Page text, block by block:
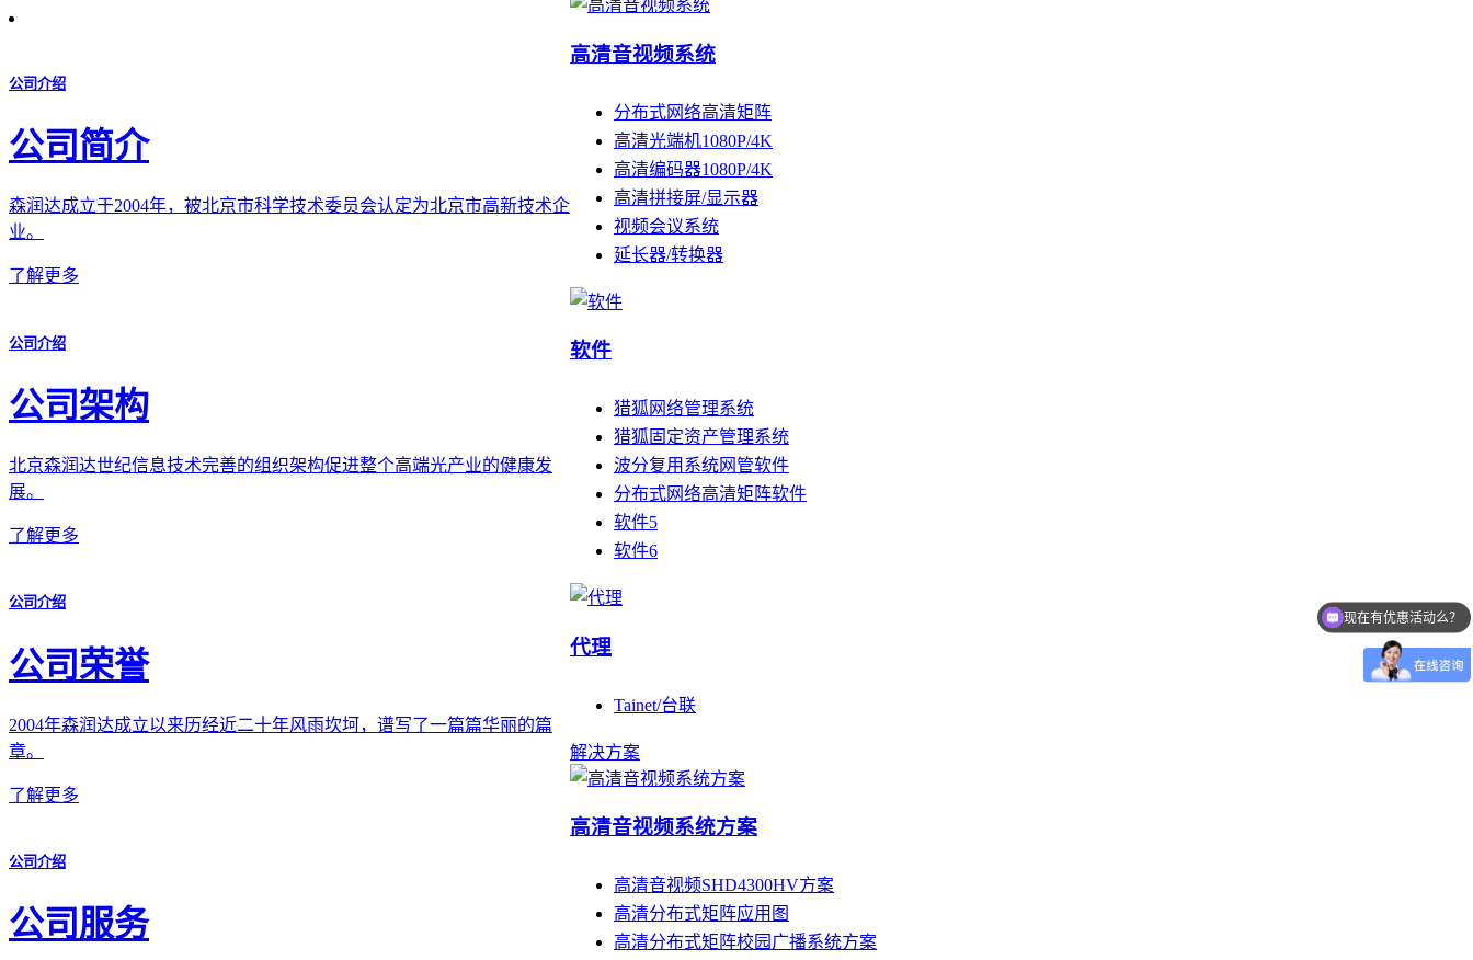
高清音视频系统
分布式网络高清矩阵
高清光端机1080P/4K
高清编码器1080P/4K
高清拼接屏/显示器
视频会议系统
延长器/转换器
软件
猎狐网络管理系统
猎狐固定资产管理系统
波分复用系统网管软件
分布式网络高清矩阵软件
软件5
软件6
代理
Tainet/台联
解决方案
高清音视频系统方案
高清音视频SHD4300HV方案
高清分布式矩阵应用图
高清分布式矩阵校园广播系统方案
公司介绍
公司简介
森润达成立于2004年，被北京市科学技术委员会认定为北京市高新技术企
业。
了解更多
公司介绍
公司架构
北京森润达世纪信息技术完善的组织架构促进整个高端光产业的健康发
展。
了解更多
公司介绍
公司荣誉
2004年森润达成立以来历经近二十年风雨坎坷，谱写了一篇篇华丽的篇
章。
了解更多
公司介绍
公司服务
可以介绍下你们的产品么？
现在有优惠活动么？